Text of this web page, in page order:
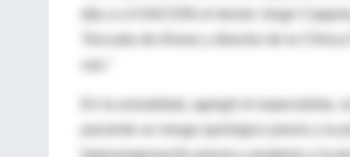
dijo a LA NACION el doctor Jorge
Torcuato de Alvear y director de la
En la actualidad, agregó el especialista,
paciente un riesgo quirúrgico previo y la